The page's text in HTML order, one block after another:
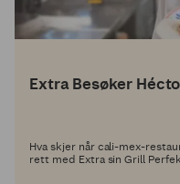
Extra Besøker
Hva skjer når cali-mex-
rett med Extra sin Grill